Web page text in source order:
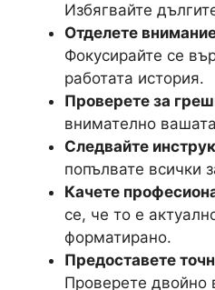
Избягвайте
Отделете
Фокусирайте се
работата история.
Проверете за
внимателно
Следвайте
попълвате всички
Качете
се, че то е
форматирано.
Предоставете
Проверете двойно